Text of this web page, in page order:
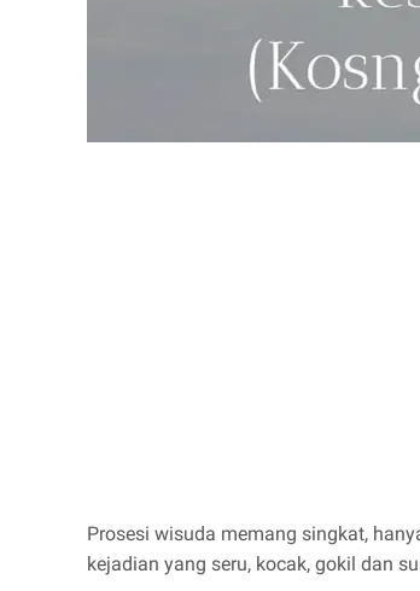
Prosesi wisuda memang singkat,
kejadian yang seru, kocak, gokil dan